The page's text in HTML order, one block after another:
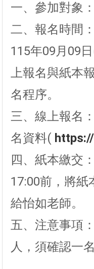
一、參加對象
二、報名時間
115年09月09
上報名與紙本
名程序。
三、線上報名
名資料(
四、紙本繳交
17:00前，將紙
給怡如老師。
五、注意事項
人，須確認一